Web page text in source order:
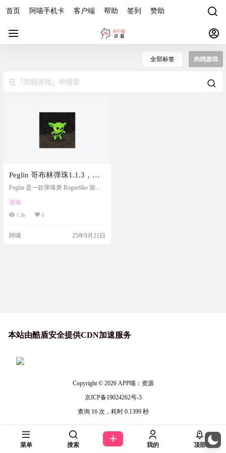
首页 阿喵手机卡 客户端 帮助 签到 赞助
全部标签 肉鸽游戏
Peglin 哥布林弹珠1.1.3，肉
鸽Roguelike弹珠游戏，新奇
球体和遗物来击败阻碍你的
怪物和老板
Peglin 是一款弹珠类 Roguelike 游戏 -
击敌人，造成伤害。获取特殊遗
物，彻底改变游戏规则，确保每次
生存下来！ 除了支持windows，mac
游戏
1.3k 0
阿喵 25年9月21日
本站由酷盾安全提供CDN加速服务
Copyright © 2026APP喵：资源
京ICP备19024262号-3
查询 16 次，耗时 0.1399 秒
菜单 搜索 我的 顶部